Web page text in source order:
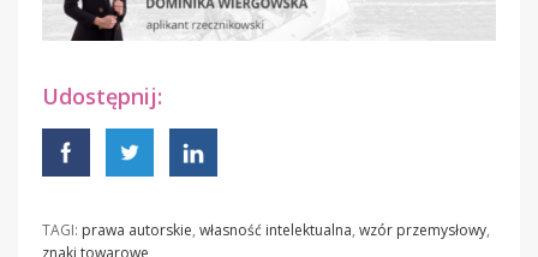
Udostępnij:
TAGI: prawa autorskie, własność intelektualna, wzór przemysłowy,
znaki towarowe